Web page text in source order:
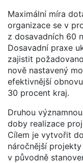
Maximální míra
organizace se v
z dosavadních 60
Dosavadní praxe
zajistit
nově nastavený
efektivnější
30 procent kraj.
Druhou
doby realizace
Cílem je vytvořit
náročnější
v původně